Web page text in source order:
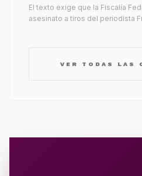
El texto exige que la Fiscalía
asesinato a tiros del periodista
VER TODAS LAS